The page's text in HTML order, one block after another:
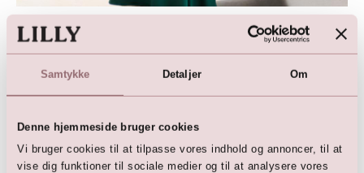
Samtykke Detaljer Om
Denne hjemmeside bruger cookies
Vi bruger cookies til at tilpasse vores indhold og annoncer, til at
vise dig funktioner til sociale medier og til at analysere vores
Stylingtips til grønne kjoler
eksklusivt touch
Blomster: Hvide, cremefarvede, rosétoner og
eukalyptus matcher perfekt
Makeup: Naturlige nuancer fremhæver det friske look
Sko: Nude eller metallic fuldender outfittet elegant